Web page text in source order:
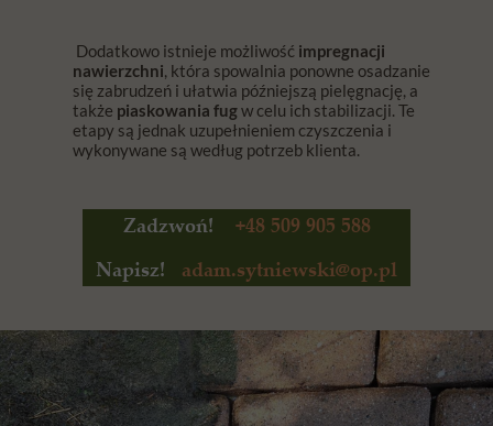
Napisz! adam.sytniewski@op.pl
Zadzwoń! +48 509 905 588
Dodatkowo istnieje możliwość impregnacji
nawierzchni, która spowalnia ponowne osadzanie
się zabrudzeń i ułatwia późniejszą pielęgnację, a
także piaskowania fugw celu ich stabilizacji. Te
etapy są jednak uzupełnieniem czyszczenia i
wykonywane są według potrzeb klienta.